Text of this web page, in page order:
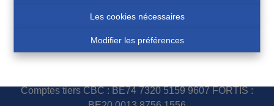
Les cookies nécessaires
Modifier les préférences
COSSE Paul - IPI 100.854
Police assurance responsabilité civile et garantie : AXA
Comptes tiers CBC : BE74 7320 5159 9607 FORTIS :